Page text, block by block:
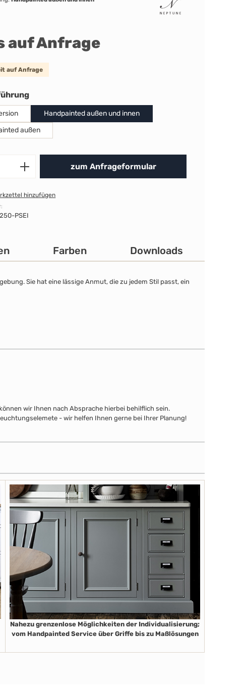
auf Anfrage
auf Anfrage
auswählen
Handpainted außen und innen
außen
Produkt Anzahl: Gib den
zum Anfrageformular
hinzufügen
PSEI
Farben Downloads
Sie hat eine lässige Anmut, die zu jedem Stil passt, ein
wir Ihnen nach Absprache hierbei behilflich sein.
- wir helfen Ihnen gerne bei Ihrer Planung!
Nahezu grenzenlose Möglichkeiten der Individualisierung;
vom Handpainted Service über Griffe bis zu Maßlösungen